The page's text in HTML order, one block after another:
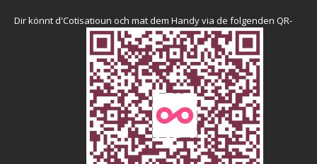
Dir könnt d'Cotisatioun och mat dem Handy via de folgenden QR-